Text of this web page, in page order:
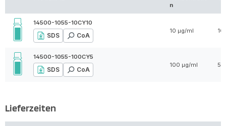
n
14500-1055-10CY10
SDS CoA
10 µg/ml 10
14500-1055-100CY5
SDS CoA
100 µg/ml 5
Lieferzeiten